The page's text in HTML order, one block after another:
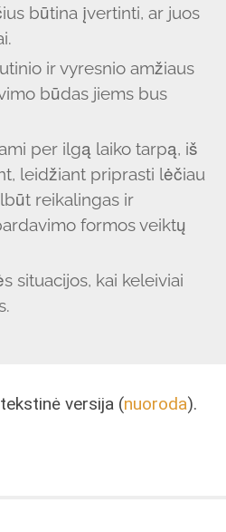
būtina įvertinti, ar juos
ir vyresnio amžiaus
būdas jiems bus
per ilgą laiko tarpą, iš
leidžiant priprasti lėčiau
reikalingas ir
formos veiktų
situacijos, kai keleiviai
versija (nuoroda).